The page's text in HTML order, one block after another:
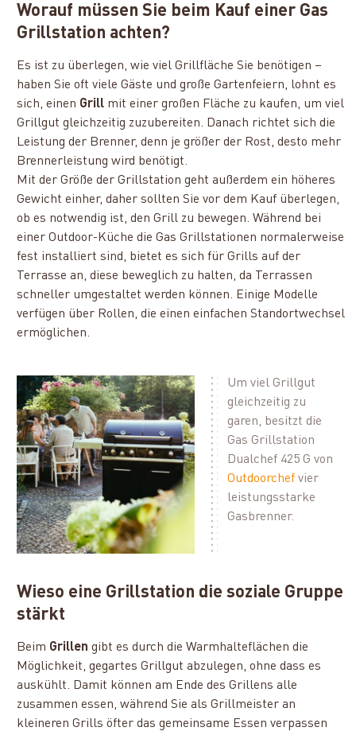
Worauf müssen Sie beim Kauf einer Gas
Grillstation achten?
Es ist zu überlegen, wie viel Grillfläche Sie benötigen –
haben Sie oft viele Gäste und große Gartenfeiern, lohnt es
sich, einen Grill mit einer großen Fläche zu kaufen, um viel
Grillgut gleichzeitig zuzubereiten. Danach richtet sich die
Leistung der Brenner, denn je größer der Rost, desto mehr
Brennerleistung wird benötigt.
Mit der Größe der Grillstation geht außerdem ein höheres
Gewicht einher, daher sollten Sie vor dem Kauf überlegen,
ob es notwendig ist, den Grill zu bewegen. Während bei
einer Outdoor-Küche die Gas Grillstationen normalerweise
fest installiert sind, bietet es sich für Grills auf der
Terrasse an, diese beweglich zu halten, da Terrassen
schneller umgestaltet werden können. Einige Modelle
verfügen über Rollen, die einen einfachen Standortwechsel
ermöglichen.
Um viel Grillgut
gleichzeitig zu
garen, besitzt die
Gas Grillstation
Dualchef 425 G von
Outdoorchefvier
leistungsstarke
Gasbrenner.
Wieso eine Grillstation die soziale Gruppe
stärkt
Beim Grillen gibt es durch die Warmhalteflächen die
Möglichkeit, gegartes Grillgut abzulegen, ohne dass es
auskühlt. Damit können am Ende des Grillens alle
zusammen essen, während Sie als Grillmeister an
kleineren Grills öfter das gemeinsame Essen verpassen